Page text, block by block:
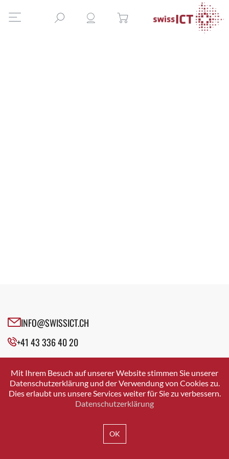
INFO@SWISSICT.CH
+41 43 336 40 20
SWISSICT
VULKANSTRASSE 120
8048 ZURICH
Mit Ihrem Besuch auf unserer Website stimmen Sie unserer
Datenschutzerklärung und der Verwendung von Cookies zu.
Dies erlaubt uns unsere Services weiter für Sie zu verbessern.
Datenschutzerklärung
OK